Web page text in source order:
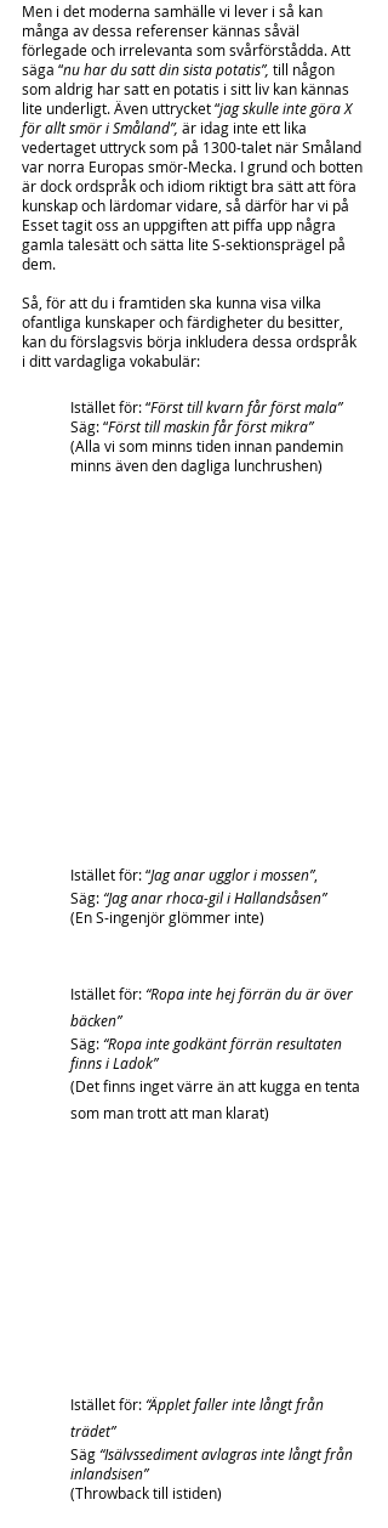
Men i det moderna samhälle vi lever i så kan
många av dessa referenser kännas såväl
förlegade och irrelevanta som svårförstådda. Att
säga “nu har du satt din sista potatis”, till någon
som aldrig har satt en potatis i sitt liv kan kännas
lite underligt. Även uttrycket “jag skulle inte göra X
för allt smör i Småland”, är idag inte ett lika
vedertaget uttryck som på 1300-talet när Småland
var norra Europas smör-Mecka. I grund och botten
är dock ordspråk och idiom riktigt bra sätt att föra
kunskap och lärdomar vidare, så därför har vi på
Esset tagit oss an uppgiften att piffa upp några
gamla talesätt och sätta lite S-sektionsprägel på
dem.
Så, för att du i framtiden ska kunna visa vilka
ofantliga kunskaper och färdigheter du besitter,
kan du förslagsvis börja inkludera dessa ordspråk
i ditt vardagliga vokabulär:
Istället för: “Först till kvarn får först mala”
Säg: “Först till maskin får först mikra”
(Alla vi som minns tiden innan pandemin
minns även den dagliga lunchrushen)
Istället för: “Jag anar ugglor i mossen”,
Säg: “Jag anar rhoca-gil i Hallandsåsen”
(En S-ingenjör glömmer inte)
Istället för: “Ropa inte hej förrän du är över
bäcken”
Säg: “Ropa inte godkänt förrän resultaten
finns i Ladok”
(Det finns inget värre än att kugga en tenta
som man trott att man klarat)
Istället för: “Äpplet faller inte långt från
trädet”
Säg “Isälvssediment avlagras inte långt från
inlandsisen”
(Throwback till istiden)